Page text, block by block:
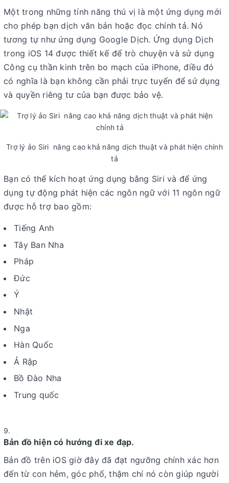
Một trong những tính năng thú vị là một ứng dụng mới
cho phép bạn dịch văn bản hoặc đọc chính tả. Nó
tương tự như ứng dụng Google Dịch. Ứng dụng Dịch
trong iOS 14 được thiết kế để trò chuyện và sử dụng
Công cụ thần kinh trên bo mạch của iPhone, điều đó
có nghĩa là bạn không cần phải trực tuyến để sử dụng
và quyền riêng tư của bạn được bảo vệ.
Trợ lý ảo Siri nâng cao khả năng dịch thuật và phát hiện chính
tả
Bạn có thể kích hoạt ứng dụng bằng Siri và để ứng
dụng tự động phát hiện các ngôn ngữ với 11 ngôn ngữ
được hỗ trợ bao gồm:
Tiếng Anh
Tây Ban Nha
Pháp
Đức
Ý
Nhật
Nga
Hàn Quốc
Ả Rập
Bồ Đào Nha
Trung quốc
Bản đồ hiện có hướng đi xe đạp.
Bản đồ trên iOS giờ đây đã đạt ngưỡng chính xác hơn
đến từ con hẻm, góc phố, thậm chí nó còn giúp người